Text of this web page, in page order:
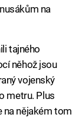
na
tajného
něhož jsou
vojenský
metru. Plus
na nějakém tom